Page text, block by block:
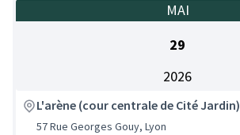
MAI
29
2026
L'arène (cour centrale de Cité Jardin)
57 Rue Georges Gouy, Lyon